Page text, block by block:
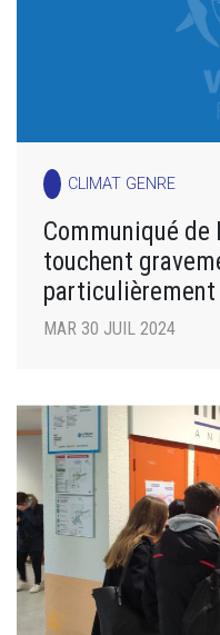
CLIMAT GENRE
Communiqué de
touchent
MAR 30 JUIL 2024